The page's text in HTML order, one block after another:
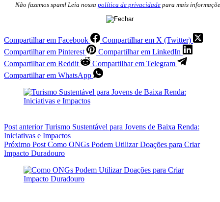
Não fazemos spam! Leia nossa política de privacidade para mais
Compartilhar em Facebook
Compartilhar em X (Twitter)
Compartilhar em Pinterest
Compartilhar em LinkedIn
Compartilhar em Reddit
Compartilhar em Telegram
Compartilhar em WhatsApp
Post anteriorTurismo Sustentável para Jovens de Baixa Renda:
Iniciativas e Impactos
Próximo Post Como ONGs Podem Utilizar Doações para Criar
Impacto Duradouro